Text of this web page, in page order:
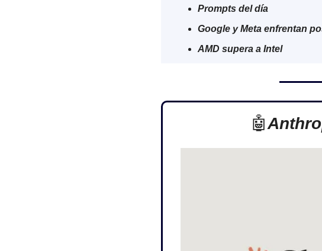
Prompts del día
Google y Meta enfrentan
AMD supera a Intel
🤖